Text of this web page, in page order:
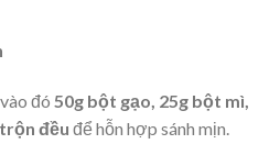
đó 50g bột gạo, 25g bột mì,
đều để hỗn hợp sánh mịn.